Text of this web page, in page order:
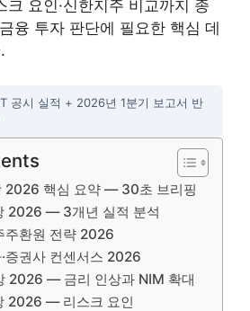
크 요인·신한지주 비교까지 종
융 투자 판단에 필요한 핵심 데
공시 실적 + 2026년 1분기 보고서 반
2026 핵심 요약 — 30초 브리핑
2026 — 3개년 실적 분석
주환원 전략 2026
증권사 컨센서스 2026
2026 — 금리 인상과 NIM 확대
2026 — 리스크 요인